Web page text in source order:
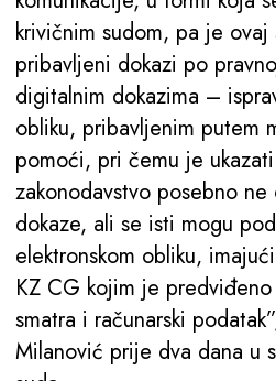
krivičnim sudom, pa je
pribavljeni dokazi po
digitalnim dokazima –
obliku, pribavljenim putem
pomoći, pri čemu je
zakonodavstvo posebno
dokaze, ali se isti mogu
elektronskom obliku,
KZ CG kojim je
smatra i računarski
Milanović prije dva dana u